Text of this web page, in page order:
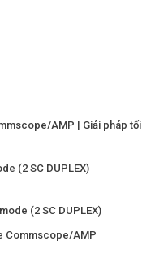
AMP | Giải pháp tối
(2 SC DUPLEX)
(2 SC DUPLEX)
Commscope/AMP